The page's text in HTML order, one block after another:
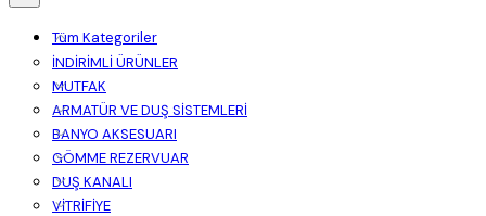
Tüm Kategoriler
İNDİRİMLİ ÜRÜNLER
MUTFAK
ARMATÜR VE DUŞ SİSTEMLERİ
BANYO AKSESUARI
GÖMME REZERVUAR
DUŞ KANALI
VİTRİFİYE